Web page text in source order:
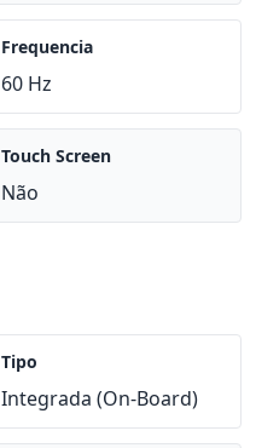
Frequencia
60 Hz
Touch Screen
Não
Tipo
Integrada (On-Board)